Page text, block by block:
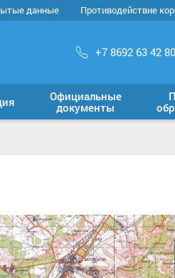
данные Противодействие
+7 8692 63 42 80
Официальные
документы